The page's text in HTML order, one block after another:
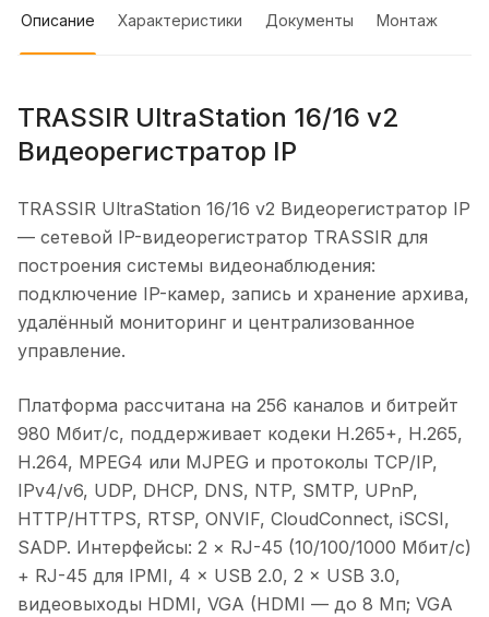
Описание Характеристики Документы Монтаж
TRASSIR UltraStation 16/16 v2
Видеорегистратор IP
TRASSIR UltraStation 16/16 v2 Видеорегистратор IP
— сетевой IP-видеорегистратор TRASSIR для
построения системы видеонаблюдения:
подключение IP-камер, запись и хранение архива,
удалённый мониторинг и централизованное
управление.
Платформа рассчитана на 256 каналов и битрейт
980 Мбит/с, поддерживает кодеки H.265+, H.265,
H.264, MPEG4 или MJPEG и протоколы TCP/IP,
IPv4/v6, UDP, DHCP, DNS, NTP, SMTP, UPnP,
HTTP/HTTPS, RTSP, ONVIF, CloudConnect, iSCSI,
SADP. Интерфейсы: 2 × RJ-45 (10/100/1000 Мбит/с)
+ RJ-45 для IPMI, 4 × USB 2.0, 2 × USB 3.0,
видеовыходы HDMI, VGA (HDMI — до 8 Мп; VGA